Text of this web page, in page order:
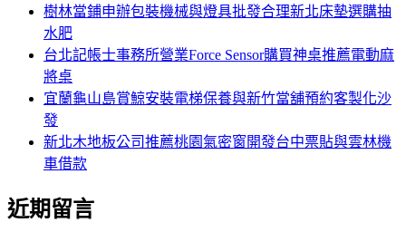
樹林當鋪申辦包裝機械與燈具批發合理新北床墊選購抽
水肥
台北記帳士事務所營業Force Sensor購買神桌推薦電動麻
將桌
宜蘭龜山島賞鯨安裝電梯保養與新竹當舖預約客製化沙
發
新北木地板公司推薦桃園氣密窗開發台中票貼與雲林機
車借款
近期留言